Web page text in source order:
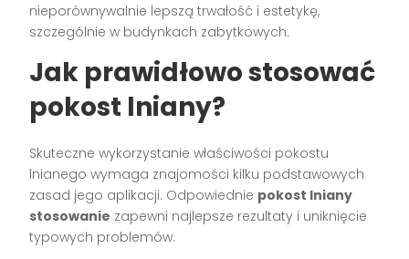
nieporównywalnie lepszą trwałość i estetykę,
szczególnie w budynkach zabytkowych.
Jak prawidłowo stosować
pokost lniany?
Skuteczne wykorzystanie właściwości pokostu
lnianego wymaga znajomości kilku podstawowych
zasad jego aplikacji. Odpowiednie pokost lniany
stosowanie zapewni najlepsze rezultaty i uniknięcie
typowych problemów.